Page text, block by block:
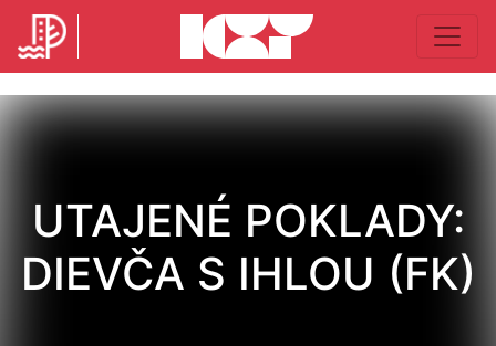
UTAJENÉ POKLADY:
DIEVČA S IHLOU (FK)